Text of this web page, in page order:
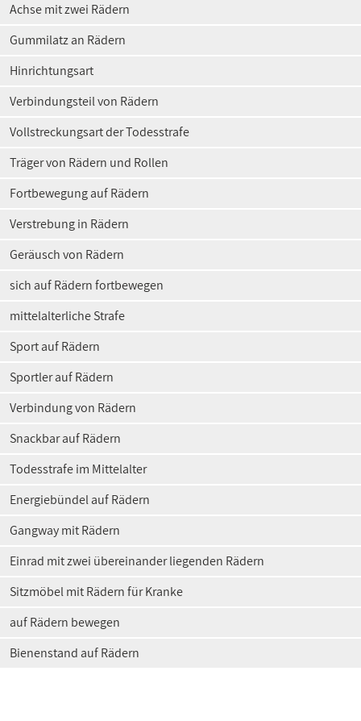
Achse mit zwei Rädern
Gummilatz an Rädern
Hinrichtungsart
Verbindungsteil von Rädern
Vollstreckungsart der Todesstrafe
Träger von Rädern und Rollen
Fortbewegung auf Rädern
Verstrebung in Rädern
Geräusch von Rädern
sich auf Rädern fortbewegen
mittelalterliche Strafe
Sport auf Rädern
Sportler auf Rädern
Verbindung von Rädern
Snackbar auf Rädern
Todesstrafe im Mittelalter
Energiebündel auf Rädern
Gangway mit Rädern
Einrad mit zwei übereinander liegenden Rädern
Sitzmöbel mit Rädern für Kranke
auf Rädern bewegen
Bienenstand auf Rädern